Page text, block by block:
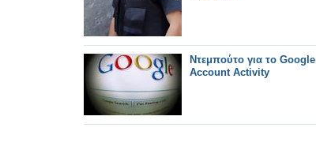
Ντεμπούτο για το Google
Account Activity